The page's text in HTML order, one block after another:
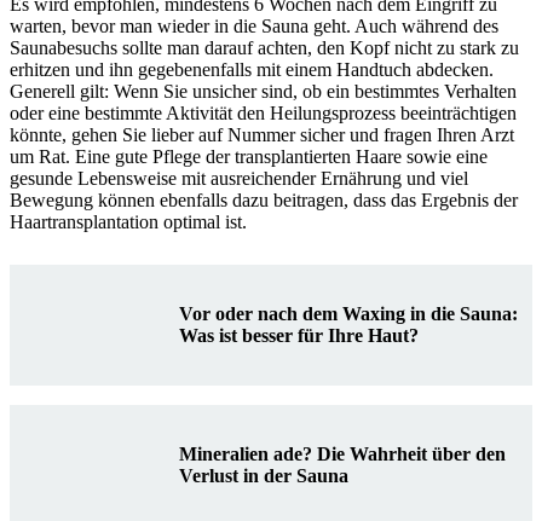
warten, bevor man wieder in die Sauna geht. Auch während des
Saunabesuchs sollte man darauf achten, den Kopf nicht zu stark zu
erhitzen und ihn gegebenenfalls mit einem Handtuch abdecken.
Generell gilt: Wenn Sie unsicher sind, ob ein bestimmtes Verhalten
oder eine bestimmte Aktivität den Heilungsprozess beeinträchtigen
könnte, gehen Sie lieber auf Nummer sicher und fragen Ihren Arzt
um Rat. Eine gute Pflege der transplantierten Haare sowie eine
gesunde Lebensweise mit ausreichender Ernährung und viel
Bewegung können ebenfalls dazu beitragen, dass das Ergebnis der
Haartransplantation optimal ist.
Vor oder nach dem Waxing in die Sauna:
Was ist besser für Ihre Haut?
Mineralien ade? Die Wahrheit über den
Verlust in der Sauna